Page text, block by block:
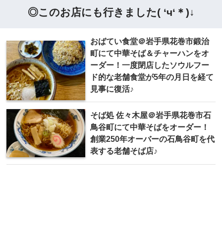
◎このお店にも行きました( ‘ч‘＊)↓
おばてい食堂＠岩手県花巻市鍛治
町にて中華そば＆チャーハンをオ
ーダー！一度閉店したソウルフー
ド的な老舗食堂が5年の月日を経て
見事に復活♪
そば処 佐々木屋＠岩手県花巻市石
鳥谷町にて中華そばをオーダー！
創業250年オーバーの石鳥谷町を代
表する老舗そば店♪